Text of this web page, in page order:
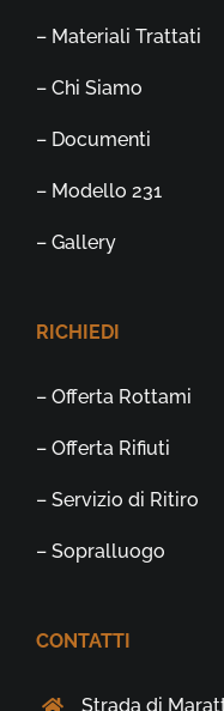
– Materiali Trattati
– Chi Siamo
– Documenti
– Modello 231
– Gallery
RICHIEDI
– Offerta Rottami
– Offerta Rifiuti
– Servizio di Ritiro
– Sopralluogo
CONTATTI
Strada di